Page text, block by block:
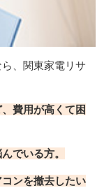
、関東家電リサ
費用が高くて困
でいる方。
ンを撤去したい